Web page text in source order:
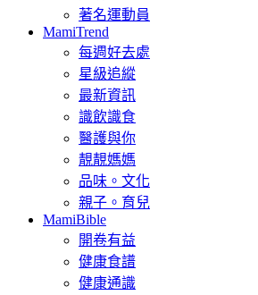
著名運動員
MamiTrend
每週好去處
星級追縱
最新資訊
識飲識食
醫護與你
靚靚媽媽
品味。文化
親子。育兒
MamiBible
開卷有益
健康食譜
健康通識